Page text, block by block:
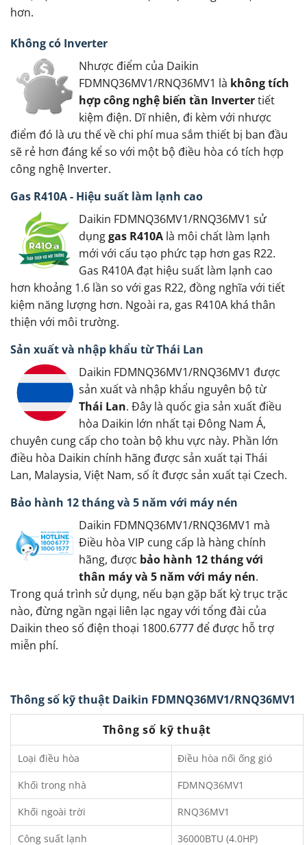
hơn.
Không có Inverter
Nhược điểm của Daikin
FDMNQ36MV1/RNQ36MV1 là không tích
hợp công nghệ biến tần Invertertiết
kiệm điện. Dĩ nhiên, đi kèm với nhược
điểm đó là ưu thế về chi phí mua sắm thiết bị ban đầu
sẽ rẻ hơn đáng kể so với một bộ điều hòa có tích hợp
công nghệ Inverter.
Gas R410A - Hiệu suất làm lạnh cao
Daikin FDMNQ36MV1/RNQ36MV1 sử
dụnggas R410A là môi chất làm lạnh
mới với cấu tạo phức tạp hơn gas R22.
Gas R410A đạt hiệu suất làm lạnh cao
hơn khoảng 1.6 lần so với gas R22, đồng nghĩa với tiết
kiệm năng lượng hơn. Ngoài ra, gas R410A khá thân
thiện với môi trường.
Sản xuất và nhập khẩu từ Thái Lan
Daikin FDMNQ36MV1/RNQ36MV1 được
sản xuất và nhập khẩu nguyên bộ từ
Thái Lan. Đây là quốc gia sản xuất điều
hòa Daikin lớn nhất tại Đông Nam Á,
chuyên cung cấp cho toàn bộ khu vực này. Phần lớn
điều hòa Daikin chính hãng được sản xuất tại Thái
Lan, Malaysia, Việt Nam, số ít được sản xuất tại Czech.
Bảo hành 12 tháng và 5 năm với máy nén
Daikin FDMNQ36MV1/RNQ36MV1 mà
Điều hòa VIP cung cấp là hàng chính
hãng, được bảo hành 12 tháng với
thân máy và 5 năm với máy nén.
Trong quá trình sử dụng, nếu bạn gặp bất kỳ trục trặc
nào, đừng ngần ngại liên lạc ngay với tổng đài của
Daikin theo số điện thoại 1800.6777 để được hỗ trợ
miễn phí.
Thông số kỹ thuật Daikin FDMNQ36MV1/RNQ36MV1
Thông số kỹ thuật
Loại điều hòa Điều hòa nối ống gió
Khối trong nhà FDMNQ36MV1
Khối ngoài trời RNQ36MV1
Công suất lạnh 36000BTU (4.0HP)